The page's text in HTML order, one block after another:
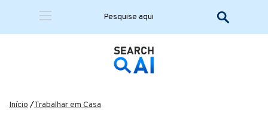
Início /Trabalhar em Casa